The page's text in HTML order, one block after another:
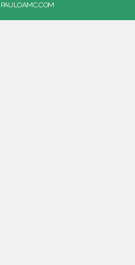
PAULOAMC.COM